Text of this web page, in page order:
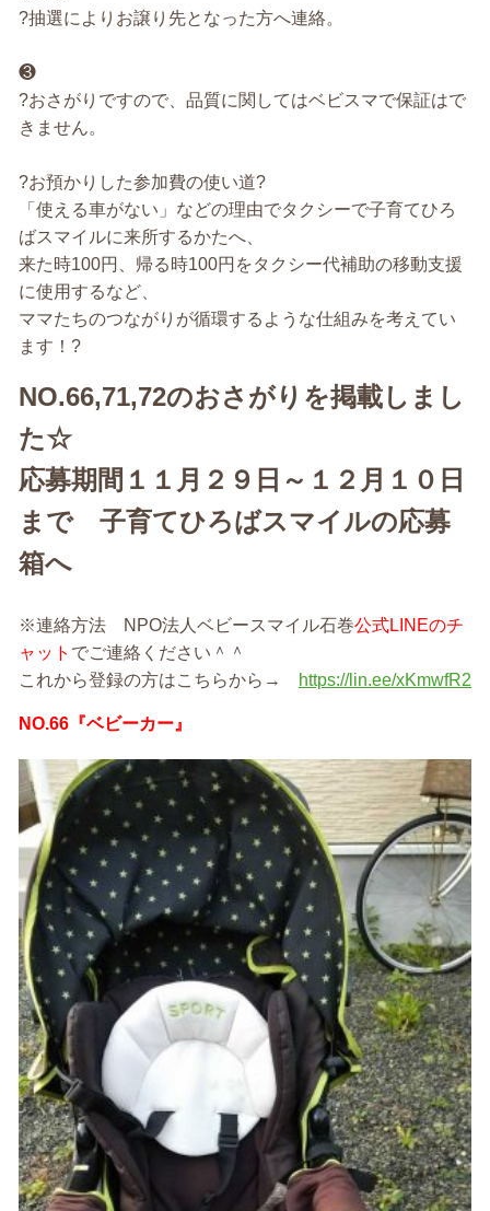
?抽選によりお譲り先となった方へ連絡。
❸
?おさがりですので、品質に関してはベビスマで保証はで
きません。
?お預かりした参加費の使い道?
「使える車がない」などの理由でタクシーで子育てひろ
ばスマイルに来所するかたへ、
来た時100円、帰る時100円をタクシー代補助の移動支援
に使用するなど、
ママたちのつながりが循環するような仕組みを考えてい
ます！?
NO.66,71,72のおさがりを掲載しまし
た☆
応募期間１１月２９日～１２月１０日
まで 子育てひろばスマイルの応募
箱へ
※連絡方法 NPO法人ベビースマイル石巻公式LINEのチ
ャット でご連絡ください＾＾
これから登録の方はこちらから→
https://lin.ee/xKmwfR2
NO.66『ベビーカー』